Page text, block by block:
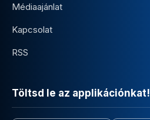
Médiaajánlat
Kapcsolat
RSS
Töltsd le az applikációnkat!